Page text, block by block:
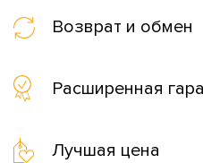
Возврат и обмен
Расширенная
Лучшая цена